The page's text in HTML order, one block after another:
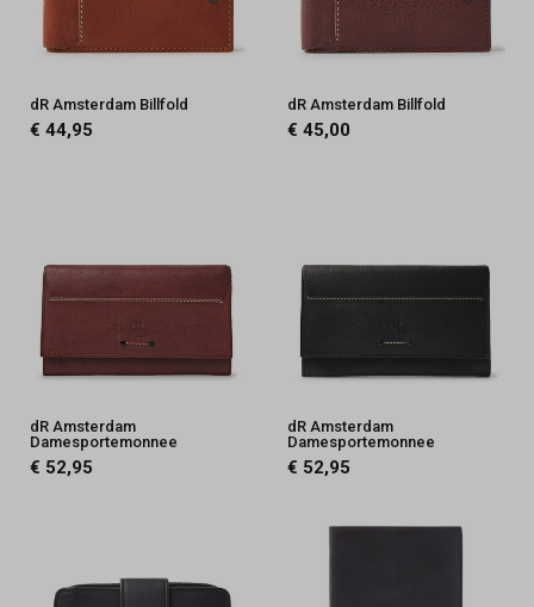
dR Amsterdam Billfold
€ 44,95
dR Amsterdam Billfold
€ 45,00
dR Amsterdam
Damesportemonnee
€ 52,95
dR Amsterdam
Damesportemonnee
€ 52,95